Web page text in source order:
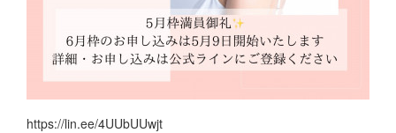
https://lin.ee/4UUbUUwjt